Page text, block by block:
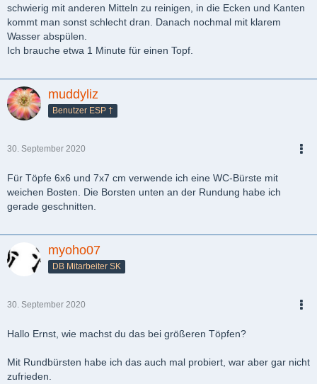
schwierig mit anderen Mitteln zu reinigen, in die Ecken und Kanten
kommt man sonst schlecht dran. Danach nochmal mit klarem
Wasser abspülen.
Ich brauche etwa 1 Minute für einen Topf.
muddyliz
Benutzer ESP †
30. September 2020
Für Töpfe 6x6 und 7x7 cm verwende ich eine WC-Bürste mit
weichen Bosten. Die Borsten unten an der Rundung habe ich
gerade geschnitten.
myoho07
DB Mitarbeiter SK
30. September 2020
Hallo Ernst, wie machst du das bei größeren Töpfen?
Mit Rundbürsten habe ich das auch mal probiert, war aber gar nicht
zufrieden.